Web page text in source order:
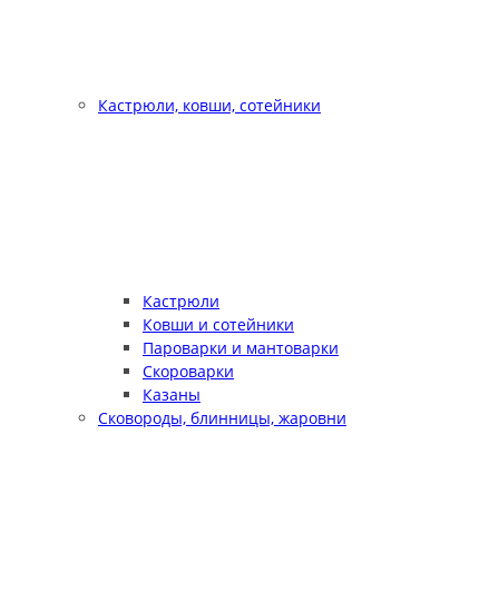
Кастрюли, ковши, сотейники
Кастрюли
Ковши и сотейники
Пароварки и мантоварки
Скороварки
Казаны
Сковороды, блинницы, жаровни